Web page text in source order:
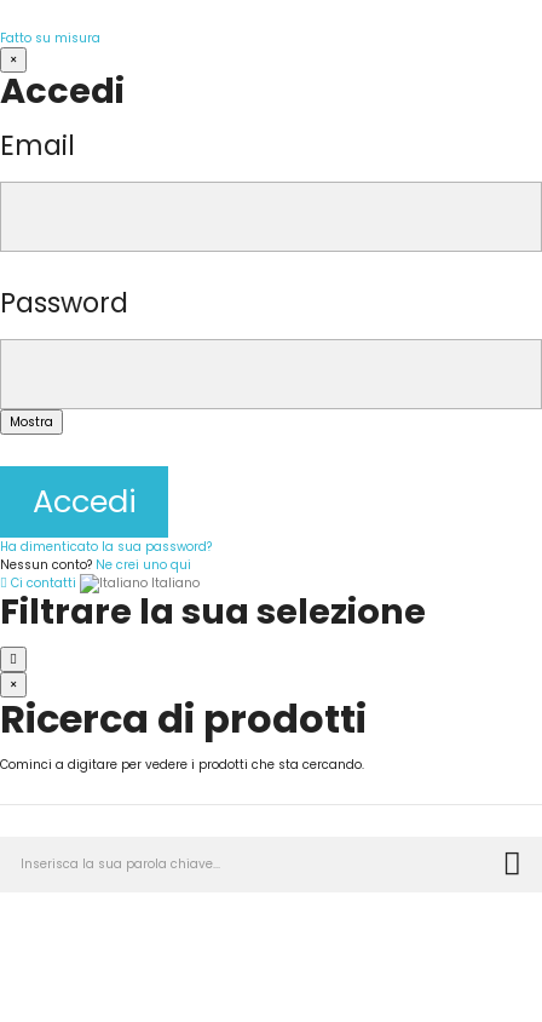
Fatto su misura
×
Accedi
Email
Password
Mostra
Accedi
Ha dimenticato la sua password?
Nessun conto? Ne crei uno qui
Ci contatti
Italiano
Filtrare la sua selezione
×
Ricerca di prodotti
Cominci a digitare per vedere i prodotti che sta cercando.